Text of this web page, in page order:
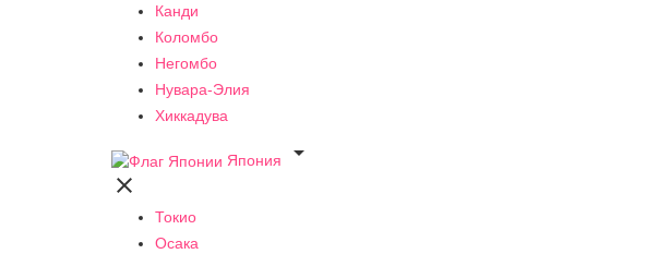
Канди
Коломбо
Негомбо
Нувара-Элия
Хиккадува
Япония


Токио
Осака